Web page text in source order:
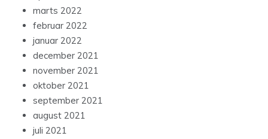
marts 2022
februar 2022
januar 2022
december 2021
november 2021
oktober 2021
september 2021
august 2021
juli 2021